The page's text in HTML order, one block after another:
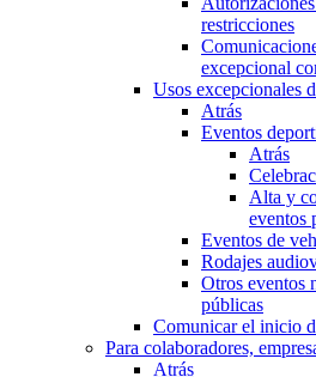
restricciones
excepcional
Usos excepcionales
Atrás
Eventos
Atrás
Alta y
eventos
Eventos de
Rodajes
Otros eventos
públicas
Comunicar el inicio
Para colaboradores,
Atrás